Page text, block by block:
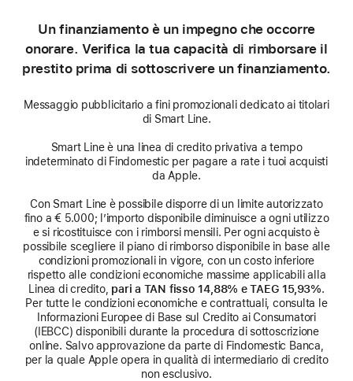
Un finanziamento è un impegno che occorre
onorare. Verifica la tua capacità di rimborsare il
prestito prima di sottoscrivere un finanziamento.
Messaggio pubblicitario a fini promozionali dedicato ai titolari
di Smart Line.
Smart Line è una linea di credito privativa a tempo
indeterminato di Findomestic per pagare a rate i tuoi acquisti
da Apple.
Con Smart Line è possibile disporre di un limite autorizzato
fino a € 5.000; l’importo disponibile diminuisce a ogni utilizzo
e si ricostituisce con i rimborsi mensili. Per ogni acquisto è
possibile scegliere il piano di rimborso disponibile in base alle
condizioni promozionali in vigore, con un costo inferiore
rispetto alle condizioni economiche massime applicabili alla
Linea di credito, pari a TAN fisso 14,88% e TAEG 15,93%.
Per tutte le condizioni economiche e contrattuali, consulta le
Informazioni Europee di Base sul Credito ai Consumatori
(IEBCC) disponibili durante la procedura di sottoscrizione
online. Salvo approvazione da parte di Findomestic Banca,
per la quale Apple opera in qualità di intermediario di credito
non esclusivo.